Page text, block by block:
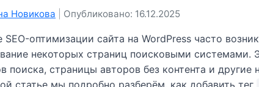
Новикова Опубликовано: 16.12.2025
SEO-оптимизации сайта на WordPress часто
некоторых страниц поисковыми системами.
поиска, страницы авторов без контента и
статье мы подробно разберём, как добавить тег